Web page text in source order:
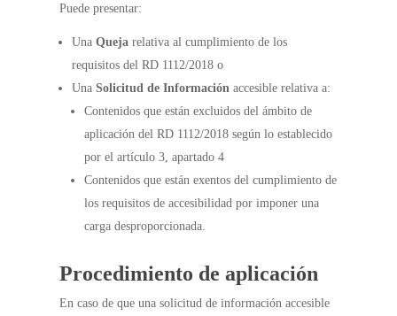
Puede presentar:
UnaQuejarelativa al cumplimiento de los
requisitos del RD 1112/2018 o
UnaSolicitud de Información accesible relativa a:
Contenidos que están excluidos del ámbito de
aplicación del RD 1112/2018 según lo establecido
por el artículo 3, apartado 4
Contenidos que están exentos del cumplimiento de
los requisitos de accesibilidad por imponer una
carga desproporcionada.
Procedimiento de aplicación
En caso de que una solicitud de información accesible